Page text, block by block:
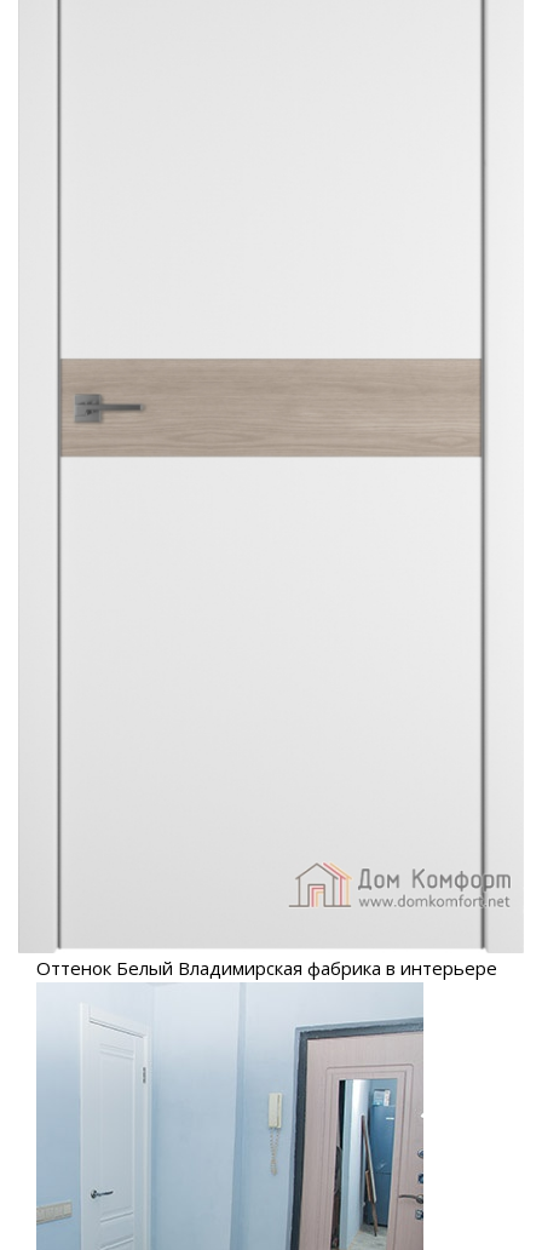
Оттенок Белый Владимирская фабрика в интерьере